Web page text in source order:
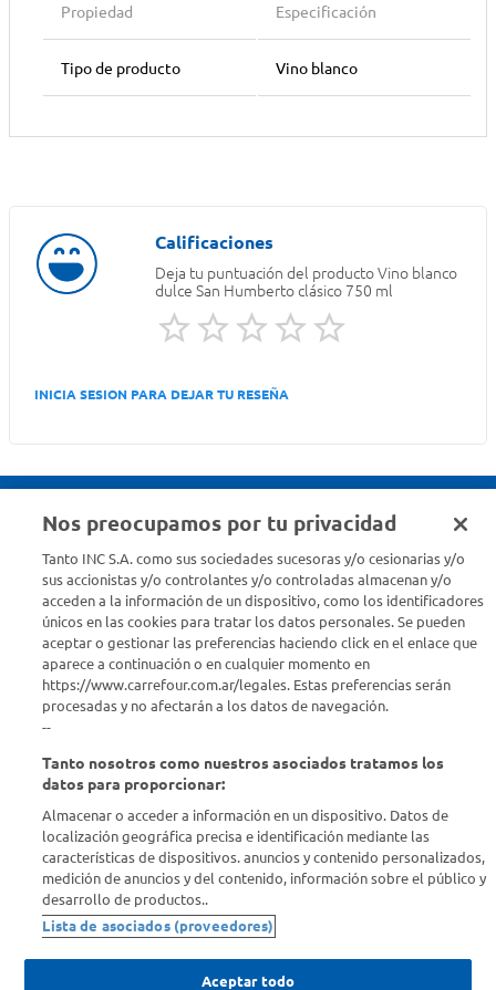
Propiedad Especificación
Tipo de producto Vino blanco
Deja tu puntuación del productoVino blanco
dulce San Humberto clásico 750 ml
INICIA SESION PARA DEJAR TU RESEÑA
Estamos para ayudarte
¿Tenés una consulta? Comunicate con nosotros acá
Descubrí Carrefour
Conocenos
Info útil
Comprá Online
Nos preocupamos por tu privacidad
Tanto INC S.A. como sus sociedades sucesoras y/o cesionarias y/o
sus accionistas y/o controlantes y/o controladas almacenan y/o
acceden a la información de un dispositivo, como los identificadores
únicos en las cookies para tratar los datos personales. Se pueden
aceptar o gestionar las preferencias haciendo click en el enlace que
aparece a continuación o en cualquier momento en
https://www.carrefour.com.ar/legales. Estas preferencias serán
procesadas y no afectarán a los datos de navegación.
--
Tanto nosotros como nuestros asociados tratamos los
datos para proporcionar:
Almacenar o acceder a información en un dispositivo. Datos de
localización geográfica precisa e identificación mediante las
características de dispositivos. anuncios y contenido personalizados,
medición de anuncios y del contenido, información sobre el público y
desarrollo de productos..
Lista de asociados (proveedores)
Aceptar todo